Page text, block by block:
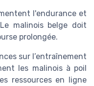
l'endurance et
malinois belge doit
prolongée.
sur l’entraînement
les malinois à poil
ressources en ligne